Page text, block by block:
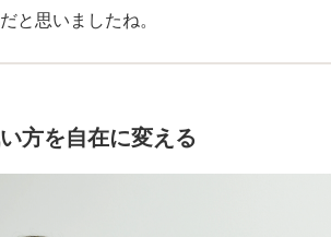
と思いましたね。
方を自在に変える